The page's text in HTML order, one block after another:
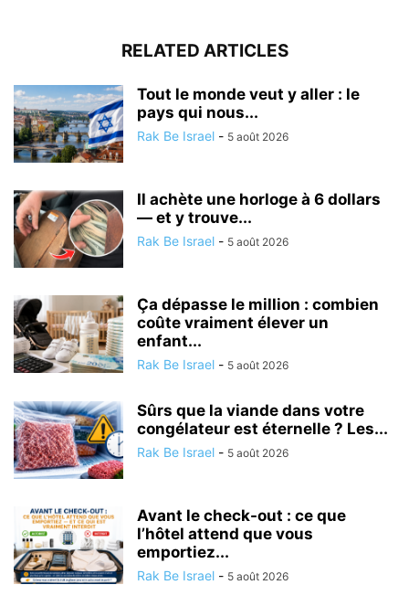
RELATED ARTICLES
Tout le monde veut y aller : le
pays qui nous...
Rak Be Israel - 5 août 2026
Il achète une horloge à 6 dollars
— et y trouve...
Rak Be Israel - 5 août 2026
Ça dépasse le million : combien
coûte vraiment élever un
enfant...
Rak Be Israel - 5 août 2026
Sûrs que la viande dans votre
congélateur est éternelle ? Les...
Rak Be Israel - 5 août 2026
Avant le check-out : ce que
l’hôtel attend que vous
emportiez...
Rak Be Israel - 5 août 2026